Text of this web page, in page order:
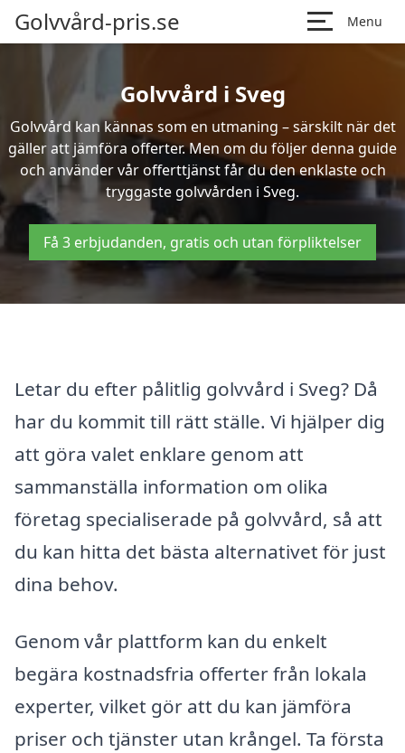
Golvvård-pris.se Menu
Golvvård i Sveg
Golvvård kan kännas som en utmaning – särskilt när det
gäller att jämföra offerter. Men om du följer denna guide
och använder vår offerttjänst får du den enklaste och
tryggaste golvvården i Sveg.
Få 3 erbjudanden, gratis och utan förpliktelser
Letar du efter pålitlig golvvård i Sveg? Då
har du kommit till rätt ställe. Vi hjälper dig
att göra valet enklare genom att
sammanställa information om olika
företag specialiserade på golvvård, så att
du kan hitta det bästa alternativet för just
dina behov.
Genom vår plattform kan du enkelt
begära kostnadsfria offerter från lokala
experter, vilket gör att du kan jämföra
priser och tjänster utan krångel. Ta första